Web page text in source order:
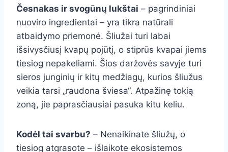
Česnakas ir svogūnų lukštai – pagrindiniai
nuoviro ingredientai – yra tikra natūrali
atbaidymo priemonė. Šliužai turi labai
išsivysčiusį kvapų pojūtį, o stiprūs kvapai jiems
tiesiog nepakeliami. Šios daržovės savyje turi
sieros junginių ir kitų medžiagų, kurios šliužus
veikia tarsi „raudona šviesa“. Atpažinę tokią
zoną, jie paprasčiausiai pasuka kitu keliu.
Kodėl tai svarbu? – Nenaikinate šliužų, o
tiesiog atgrasote – išlaikote ekosistemos